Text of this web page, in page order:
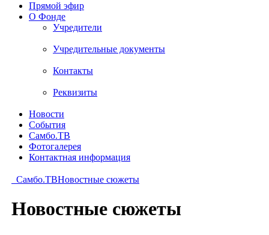
Прямой эфир
О Фонде
Учредители
Учредительные документы
Контакты
Реквизиты
Новости
События
Самбо.ТВ
Фотогалерея
Контактная информация
Самбо.ТВНовостные сюжеты
Новостные сюжеты